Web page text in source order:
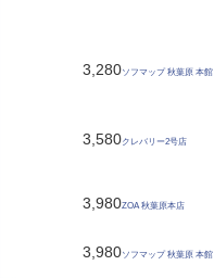
3,280ソフマップ 秋葉原 本館
3,580クレバリー2号店
3,980ZOA 秋葉原本店
3,980ソフマップ 秋葉原 本館